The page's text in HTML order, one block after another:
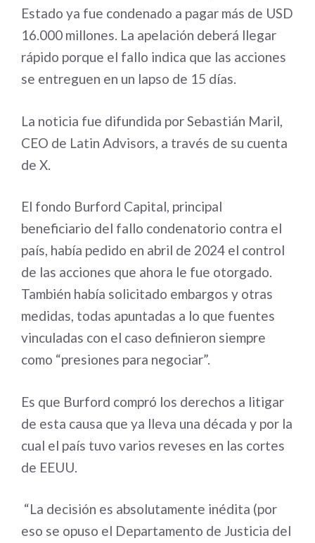
Estado ya fue condenado a pagar más de USD
16.000 millones. La apelación deberá llegar
rápido porque el fallo indica que las acciones
se entreguen en un lapso de 15 días.
La noticia fue difundida por Sebastián Maril,
CEO de Latin Advisors, a través de su cuenta
de X.
El fondo Burford Capital, principal
beneficiario del fallo condenatorio contra el
país, había pedido en abril de 2024 el control
de las acciones que ahora le fue otorgado.
También había solicitado embargos y otras
medidas, todas apuntadas a lo que fuentes
vinculadas con el caso definieron siempre
como “presiones para negociar”.
Es que Burford compró los derechos a litigar
de esta causa que ya lleva una década y por la
cual el país tuvo varios reveses en las cortes
de EEUU.
“La decisión es absolutamente inédita (por
eso se opuso el Departamento de Justicia del